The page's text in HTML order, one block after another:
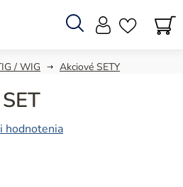
Hľadať
/ WIG Akciové SETY
hodnotenia